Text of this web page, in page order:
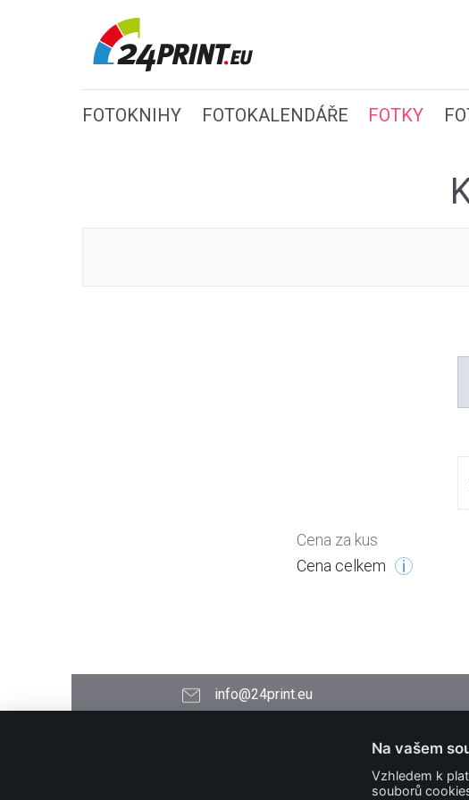
FOTOKNIHY FOTOKALENDÁŘE FOTKY
Cena za kus
Cena celkem
info@24print.eu
Na vašem
Vzhledem k
souborů